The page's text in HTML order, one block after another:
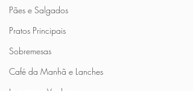
Pães e Salgados
Pratos Principais
Sobremesas
Café da Manhã e Lanches